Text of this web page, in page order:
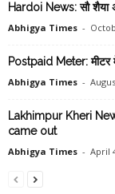
Hardoi News: सौ शैया
Abhigya Times -
Postpaid Meter: मीटर
Abhigya Times -
Lakhimpur Kheri
came out
Abhigya Times - April